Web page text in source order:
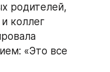
родителей,
коллег
«Это все